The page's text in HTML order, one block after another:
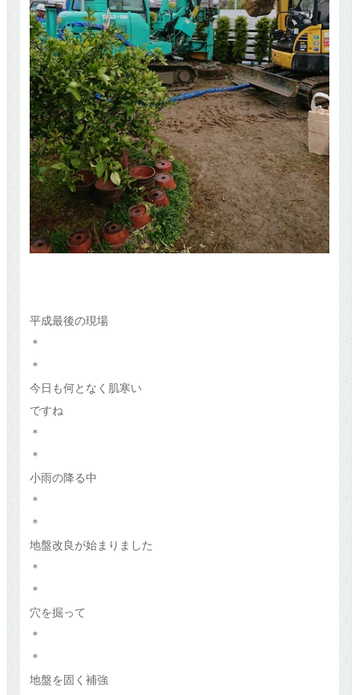
平成最後の現場
＊
＊
今日も何となく肌寒い
ですね
＊
＊
小雨の降る中
＊
＊
地盤改良が始まりました
＊
＊
穴を掘って
＊
＊
地盤を固く補強